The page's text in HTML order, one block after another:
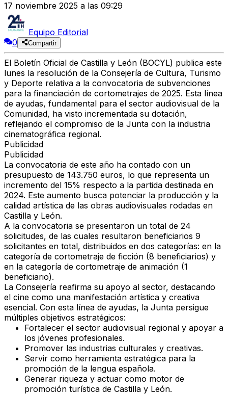
17 noviembre 2025 a las 09:29
Equipo Editorial
0
Compartir
El Boletín Oficial de Castilla y León (BOCYL) publica este
lunes la resolución de la Consejería de Cultura, Turismo
y Deporte relativa a la convocatoria de subvenciones
para la financiación de cortometrajes de 2025. Esta línea
de ayudas, fundamental para el sector audiovisual de la
Comunidad, ha visto incrementada su dotación,
reflejando el compromiso de la Junta con la industria
cinematográfica regional.
Publicidad
Publicidad
La convocatoria de este año ha contado con un
presupuesto de 143.750 euros, lo que representa un
incremento del 15% respecto a la partida destinada en
2024. Este aumento busca potenciar la producción y la
calidad artística de las obras audiovisuales rodadas en
Castilla y León.
A la convocatoria se presentaron un total de 24
solicitudes, de las cuales resultaron beneficiarios 9
solicitantes en total, distribuidos en dos categorías: en la
categoría de cortometraje de ficción (8 beneficiarios) y
en la categoría de cortometraje de animación (1
beneficiario).
La Consejería reafirma su apoyo al sector, destacando
el cine como una manifestación artística y creativa
esencial. Con esta línea de ayudas, la Junta persigue
múltiples objetivos estratégicos:
Fortalecer el sector audiovisual regional y apoyar a
los jóvenes profesionales.
Promover las industrias culturales y creativas.
Servir como herramienta estratégica para la
promoción de la lengua española.
Generar riqueza y actuar como motor de
promoción turística de Castilla y León.